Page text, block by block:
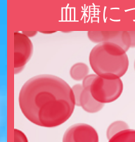
血糖に